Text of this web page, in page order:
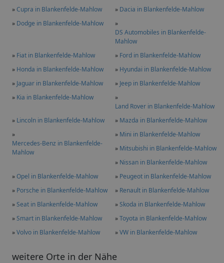
»Cupra in Blankenfelde-Mahlow » Dacia in Blankenfelde-Mahlow
» Dodge in Blankenfelde-Mahlow
»
DS Automobiles in Blankenfelde-
Mahlow
» Fiat in Blankenfelde-Mahlow » Ford in Blankenfelde-Mahlow
» Honda in Blankenfelde-Mahlow » Hyundai in Blankenfelde-Mahlow
» Jaguar in Blankenfelde-Mahlow » Jeep in Blankenfelde-Mahlow
» Kia in Blankenfelde-Mahlow
»
Land Rover in Blankenfelde-Mahlow
» Lincoln in Blankenfelde-Mahlow » Mazda in Blankenfelde-Mahlow
»
Mercedes-Benz in Blankenfelde-
Mahlow
» Mini in Blankenfelde-Mahlow
» Mitsubishi in Blankenfelde-Mahlow
» Nissan in Blankenfelde-Mahlow
»Opel in Blankenfelde-Mahlow » Peugeot in Blankenfelde-Mahlow
» Porsche in Blankenfelde-Mahlow » Renault in Blankenfelde-Mahlow
»Seat in Blankenfelde-Mahlow »Skoda in Blankenfelde-Mahlow
»Smart in Blankenfelde-Mahlow »Toyota in Blankenfelde-Mahlow
»Volvo in Blankenfelde-Mahlow »VW in Blankenfelde-Mahlow
weitere Orte in der Nähe